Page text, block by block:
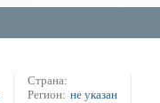
Страна:
Регион: не указан